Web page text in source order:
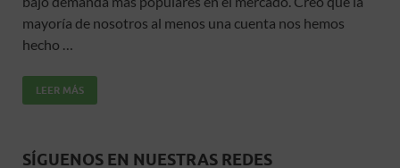
b
o
o
k
er
s
p
mayoría de nosotros al menos una cuenta nos hemos
hecho …
LEER MÁS
SÍGUENOS EN NUESTRAS REDES